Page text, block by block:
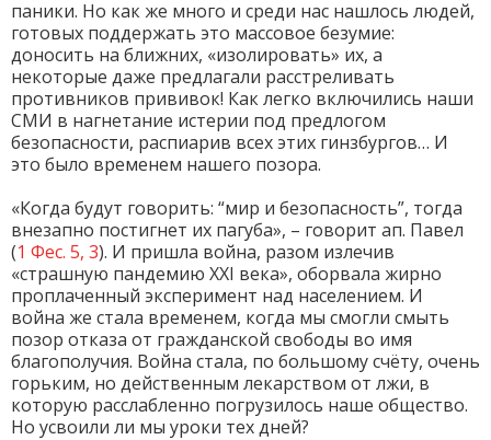
паники. Но как же много и среди нас нашлось людей,
готовых поддержать это массовое безумие:
доносить на ближних, «изолировать» их, а
некоторые даже предлагали расстреливать
противников прививок! Как легко включились наши
СМИ в нагнетание истерии под предлогом
безопасности, распиарив всех этих гинзбургов… И
это было временем нашего позора.
«Когда будут говорить: “мир и безопасность”, тогда
внезапно постигнет их пагуба», – говорит ап. Павел
(1 Фес. 5, 3). И пришла война, разом излечив
«страшную пандемию XXI века», оборвала жирно
проплаченный эксперимент над населением. И
война же стала временем, когда мы смогли смыть
позор отказа от гражданской свободы во имя
благополучия. Война стала, по большому счёту, очень
горьким, но действенным лекарством от лжи, в
которую расслабленно погрузилось наше общество.
Но усвоили ли мы уроки тех дней?